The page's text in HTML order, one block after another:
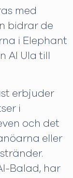
med
bidrar de
i Elephant
Al Ula till
erbjuder
i
och det
eller
Balad, har